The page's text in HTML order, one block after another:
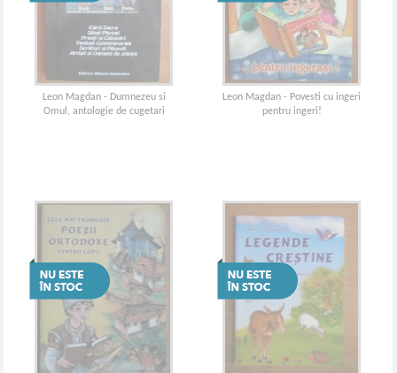
Leon Magdan - Dumnezeu si
Omul, antologie de cugetari
Leon Magdan - Povesti cu ingeri
pentru ingeri!